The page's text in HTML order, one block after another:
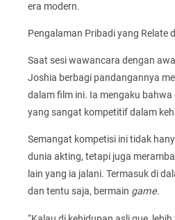
era modern.
Pengalaman Pribadi yang Relate
Saat sesi wawancara dengan
Joshia berbagi pandangannya
dalam film ini. Ia mengaku
yang sangat kompetitif dalam
Semangat kompetisi ini tidak
dunia akting, tetapi juga
lain yang ia jalani. Termasuk di
dan tentu saja, bermain game.